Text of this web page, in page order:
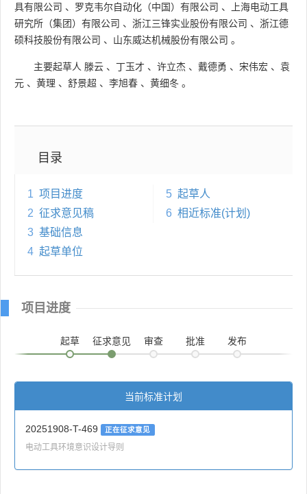
具有限公司 、 罗克韦尔自动化（中国）有限公司 、
上海电动工具
研究所（集团）有限公司 、 浙江三锋实业股份有限公司 、 浙江德
硕科技股份有限公司 、 山东威达机械股份有限公司 。
主要起草人 滕云 、 丁玉才 、 许立杰 、 戴德勇 、 宋伟宏 、 袁
元 、 黄理 、 舒景超 、 李旭春 、 黄细冬 。
目录
1 项目进度
2 征求意见稿
3 基础信息
4 起草单位
5 起草人
6 相近标准(计划)
项目进度
起草 征求意见 审查 批准 发布
当前标准计划
20251908-T-469 正在征求意见
电动工具环境意识设计导则